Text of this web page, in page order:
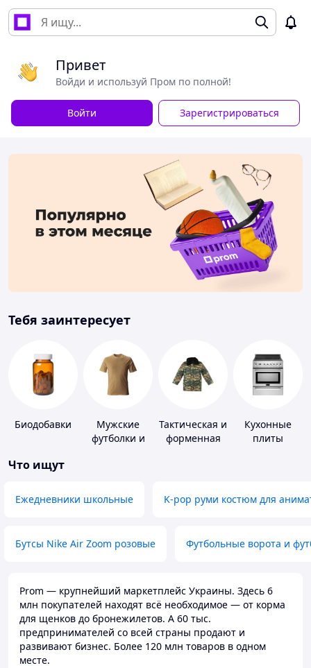
Привет
Войди и используй Пром по полной!
Войти Зарегистрироваться
Тебя заинтересует
Биодобавки
Мужские
футболки и
Тактическая и
форменная
Кухонные
плиты
Что ищут
Ежедневники школьные K-pop руми костюм для
Бутсы Nike Air Zoom розовые Футбольные ворота и
Prom — крупнейший маркетплейс Украины. Здесь 6
млн покупателей находят всё необходимое — от корма
для щенков до бронежилетов. А 60 тыс.
предпринимателей со всей страны продают и
развивают бизнес. Более 120 млн товаров в одном
месте.